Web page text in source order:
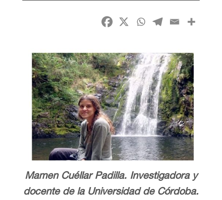
Mamen Cuéllar Padilla. Investigadora y
docente de la Universidad de Córdoba.